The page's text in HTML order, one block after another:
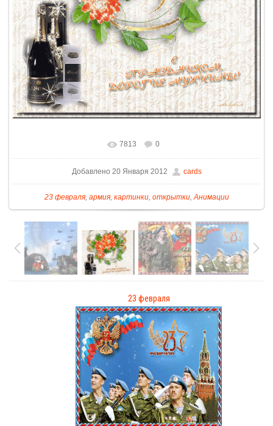
7813 0
Добавлено 20 Января 2012 cards
23 февраля, армия, картинки, открытки,Анимации
23 февраля